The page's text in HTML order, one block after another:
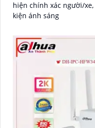
hiện chính xác người/
kiện ánh sáng